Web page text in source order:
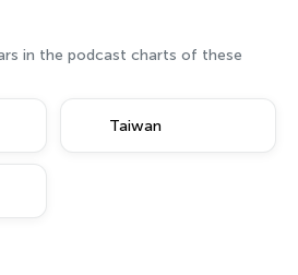
in the podcast charts of these
Taiwan